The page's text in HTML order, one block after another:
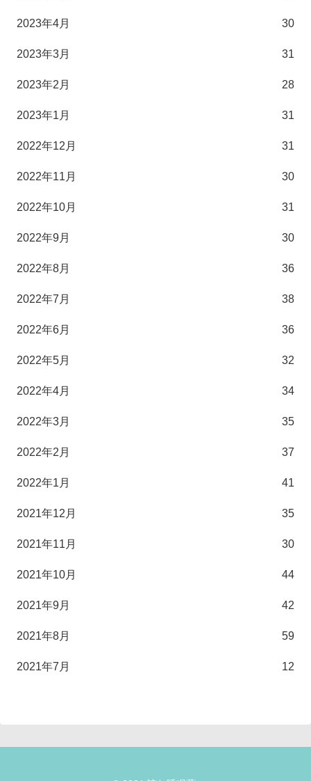
2023年4月 30
2023年3月 31
2023年2月 28
2023年1月 31
2022年12月 31
2022年11月 30
2022年10月 31
2022年9月 30
2022年8月 36
2022年7月 38
2022年6月 36
2022年5月 32
2022年4月 34
2022年3月 35
2022年2月 37
2022年1月 41
2021年12月 35
2021年11月 30
2021年10月 44
2021年9月 42
2021年8月 59
2021年7月 12